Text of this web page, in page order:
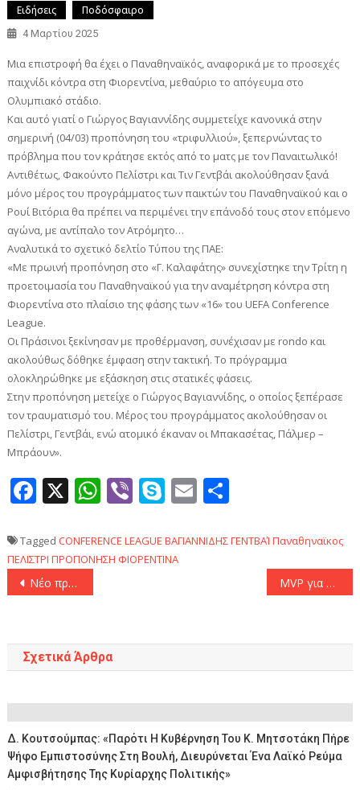
Ειδήσεις Ποδόσφαιρο
4 Μαρτίου 2025
Μια επιστροφή θα έχει ο Παναθηναϊκός, αναφορικά με το προσεχές
παιχνίδι κόντρα στη Φιορεντίνα, μεθαύριο το απόγευμα στο
Ολυμπιακό στάδιο.
Και αυτό γιατί ο Γιώργος Βαγιαννίδης συμμετείχε κανονικά στην
σημερινή (04/03) προπόνηση του «τριφυλλιού», ξεπερνώντας το
πρόβλημα που τον κράτησε εκτός από το ματς με τον Παναιτωλικό!
Αντιθέτως, Φακούντο Πελίστρι και Τιν Γεντβάι ακολούθησαν ξανά
μόνο μέρος του προγράμματος των παικτών του Παναθηναϊκού και ο
Ρουί Βιτόρια θα πρέπει να περιμένει την επάνοδό τους στον επόμενο
αγώνα, με αντίπαλο τον Ατρόμητο…
Αναλυτικά το σχετικό δελτίο Τύπου της ΠΑΕ:
«Με πρωινή προπόνηση στο «Γ. Καλαφάτης» συνεχίστηκε την Τρίτη η
προετοιμασία του Παναθηναϊκού για την αναμέτρηση κόντρα στη
Φιορεντίνα στο πλαίσιο της φάσης των «16» του UEFA Conference
League.
Οι Πράσινοι ξεκίνησαν με προθέρμανση, συνέχισαν με rondo και
ακολούθως δόθηκε έμφαση στην τακτική. Το πρόγραμμα
ολοκληρώθηκε με εξάσκηση στις στατικές φάσεις.
Στην προπόνηση μετείχε ο Γιώργος Βαγιαννίδης, ο οποίος ξεπέρασε
τον τραυματισμό του. Μέρος του προγράμματος ακολούθησαν οι
Πελίστρι, Γεντβάι, ενώ ατομικό έκαναν οι Μπακασέτας, Πάλμερ –
Μπράουν».
Facebook
X WhatsApp
ViberSkype
Email
Tagged CONFERENCE LEAGUE ΒΑΓΙΑΝΝΙΔΗΣΓΕΝΤΒΑΊ Παναθηναϊκος
ΠΕΛΙΣΤΡΙ ΠΡΟΠΟΝΗΣΗ ΦΙΟΡΕΝΤΙΝΑ
Πλοήγηση
Νέο πρόβλημα με Σίστο στον Άρη ΜVP για έκτη φορά ο ασταμάτητος Βεζένκοφ!
Σχετικά Άρθρα
Δ. Κουτσούμπας: «Παρότι Η Κυβέρνηση Του Κ. Μητσοτάκη Πήρε
Ψήφο Εμπιστοσύνης Στη Βουλή, Διευρύνεται Ένα Λαϊκό Ρεύμα
Αμφισβήτησης Της Κυρίαρχης Πολιτικής»